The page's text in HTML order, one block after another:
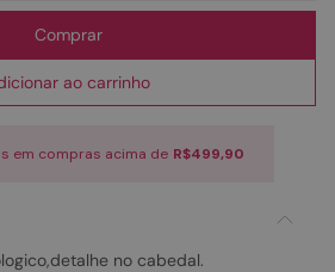
Comprar
ao carrinho
em compras acima de R$499,90
no cabedal.